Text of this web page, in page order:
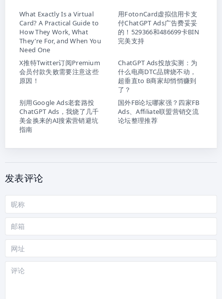
What Exactly Is a Virtual
Card? A Practical Guide to
How They Work, What
They’re For, and When You
Need One
用FotonCard虚拟信用卡支
付ChatGPT Ads广告费妥妥
的！529366和486699卡BIN
完美支持
X推特Twitter订阅Premium
会员付款失败需要注意这些
原因！
ChatGPT Ads投放实测：为
什么电商DTC品牌烧不动，
超垂直to B商家却悄悄赚到
了？
别用Google Ads老套路投
ChatGPT Ads，我烧了几千
美金换来的AI搜索营销避坑
指南
国外FB论坛哪家强？四家FB
Ads、Affiliate联盟营销交流
论坛整理推荐
发表评论
评
昵
称
邮
箱
网
站